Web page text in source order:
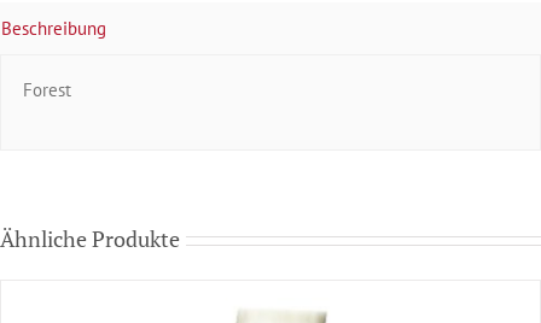
Beschreibung
Forest
Ähnliche Produkte